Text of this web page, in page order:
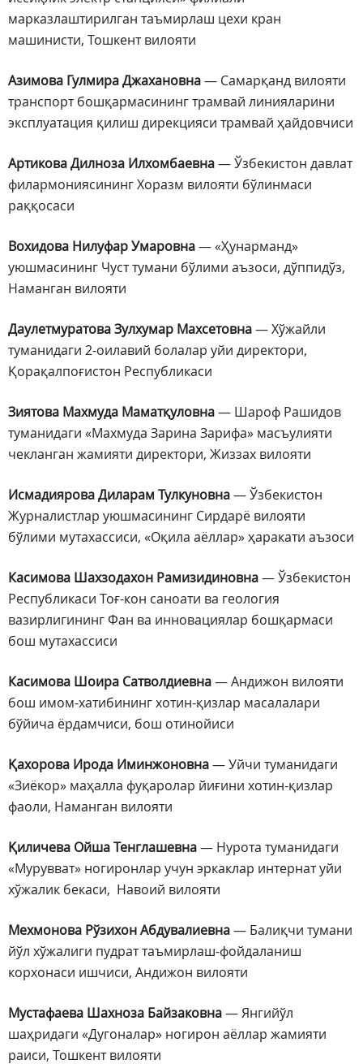
марказлаштирилган таъмирлаш цехи кран
машинисти, Тошкент вилояти
Азимова Гулмира Джахановна— Самарқанд вилояти
транспорт бошқармасининг трамвай линияларини
эксплуатация қилиш дирекцияси трамвай ҳайдовчиси
Артикова Дилноза Илхомбаевна— Ўзбекистон давлат
филармониясининг Хоразм вилояти бўлинмаси
раққосаси
Вохидова Нилуфар Умаровна— «Ҳунарманд»
уюшмасининг Чуст тумани бўлими аъзоси, дўппидўз,
Наманган вилояти
Даулетмуратова Зулхумар Махсетовна— Хўжайли
туманидаги 2-оилавий болалар уйи директори,
Қорақалпоғистон Республикаси
Зиятова Махмуда Маматқуловна— Шароф Рашидов
туманидаги «Махмуда Зарина Зарифа» масъулияти
чекланган жамияти директори, Жиззах вилояти
Исмадиярова Диларам Тулкуновна— Ўзбекистон
Журналистлар уюшмасининг Сирдарё вилояти
бўлими мутахассиси, «Оқила аёллар» ҳаракати аъзоси
Касимова Шахзодахон Рамизидиновна— Ўзбекистон
Республикаси Тоғ-кон саноати ва геология
вазирлигининг Фан ва инновациялар бошқармаси
бош мутахассиси
Касимова Шоира Сатволдиевна— Андижон вилояти
бош имом-хатибининг хотин-қизлар масалалари
бўйича ёрдамчиси, бош отинойиси
Қахорова Ирода Иминжоновна— Уйчи туманидаги
«Зиёкор» маҳалла фуқаролар йиғини хотин-қизлар
фаоли, Наманган вилояти
Қиличева Ойша Тенглашевна— Нурота туманидаги
«Мурувват» ногиронлар учун эркаклар интернат уйи
хўжалик бекаси, Навоий вилояти
Мехмонова Рўзихон Абдувалиевна— Балиқчи тумани
йўл хўжалиги пудрат таъмирлаш-фойдаланиш
корхонаси ишчиси, Андижон вилояти
Мустафаева Шахноза Байзаковна— Янгийўл
шаҳридаги «Дугоналар» ногирон аёллар жамияти
раиси, Тошкент вилояти